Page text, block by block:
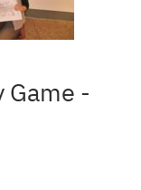
Game -